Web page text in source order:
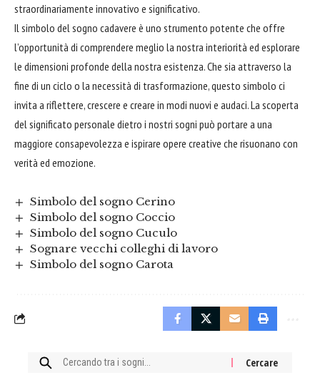
straordinariamente innovativo e significativo.
Il simbolo del sogno cadavere è uno strumento potente che offre
l’opportunità di comprendere meglio la nostra interiorità ed esplorare
le dimensioni profonde della nostra esistenza. Che sia attraverso la
fine di un ciclo o la necessità di trasformazione, questo simbolo ci
invita a riflettere, crescere e creare in modi nuovi e audaci. La scoperta
del significato personale dietro i nostri sogni può portare a una
maggiore consapevolezza e ispirare opere creative che risuonano con
verità ed emozione.
Simbolo del sogno Cerino
Simbolo del sogno Coccio
Simbolo del sogno Cuculo
Sognare vecchi colleghi di lavoro
Simbolo del sogno Carota
Cercare: